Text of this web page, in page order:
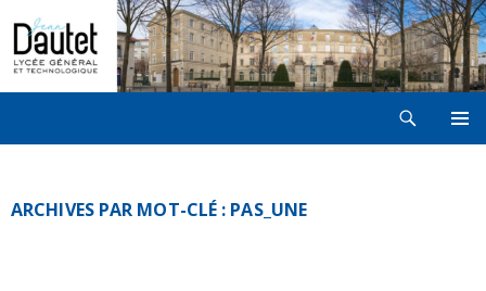
ARCHIVES PAR MOT-CLÉ : PAS_UNE